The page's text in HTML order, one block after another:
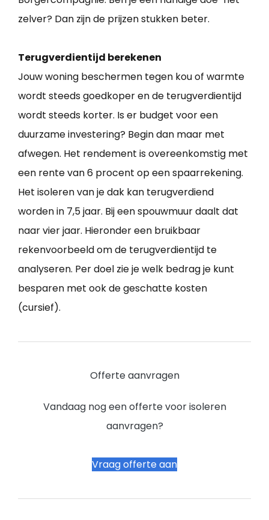
zelver? Dan zijn de prijzen stukken beter.
Terugverdientijd berekenen
Jouw woning beschermen tegen kou of warmte
wordt steeds goedkoper en de terugverdientijd
wordt steeds korter. Is er budget voor een
duurzame investering? Begin dan maar met
afwegen. Het rendement is overeenkomstig met
een rente van 6 procent op een spaarrekening.
Het isoleren van je dak kan terugverdiend
worden in 7,5 jaar. Bij een spouwmuur daalt dat
naar vier jaar. Hieronder een bruikbaar
rekenvoorbeeld om de terugverdientijd te
analyseren. Per doel zie je welk bedrag je kunt
besparen met ook de geschatte kosten
(cursief).
Offerte aanvragen
Vandaag nog een offerte voor isoleren
aanvragen?
Vraag offerte aan